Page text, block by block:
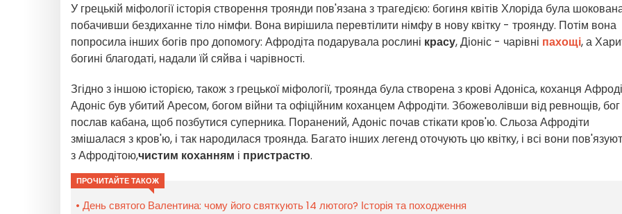
У грецькій міфології історія створення троянди пов'язана з трагедією: богиня квітів Хлоріда була
побачивши бездиханне тіло німфи. Вона вирішила перевтілити німфу в нову квітку - троянду. Потім вона
попросила інших богів про допомогу: Афродіта подарувала рослині красу, Діоніс - чарівні пахощі, а
богині благодаті, надали їй сяйва і чарівності.
Згідно з іншою історією, також з грецької міфології, троянда була створена з крові Адоніса, коханця
Адоніс був убитий Аресом, богом війни та офіційним коханцем Афродіти. Збожеволівши від ревнощів, бог
послав кабана, щоб позбутися суперника. Поранений, Адоніс почав стікати кров'ю. Сльоза Афродіти
змішалася з кров'ю, і так народилася троянда. Багато інших легенд оточують цю квітку, і всі вони
з Афродітою,чистим коханням і пристрастю.
ПРОЧИТАЙТЕ ТАКОЖ
День святого Валентина: чому його святкують 14 лютого? Історія та походження